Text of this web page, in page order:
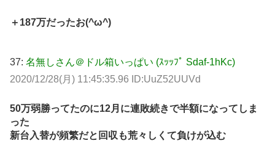
＋187万だったお(^ω^)
37: 名無しさん＠ドル箱いっぱい (ｽｯｯﾌﾟ Sdaf-1hKc)
2020/12/28(月) 11:45:35.96 ID:UuZ52UUVd
50万弱勝ってたのに12月に連敗続きで半額になってしま
った
新台入替が頻繁だと回収も荒々しくて負けが込む